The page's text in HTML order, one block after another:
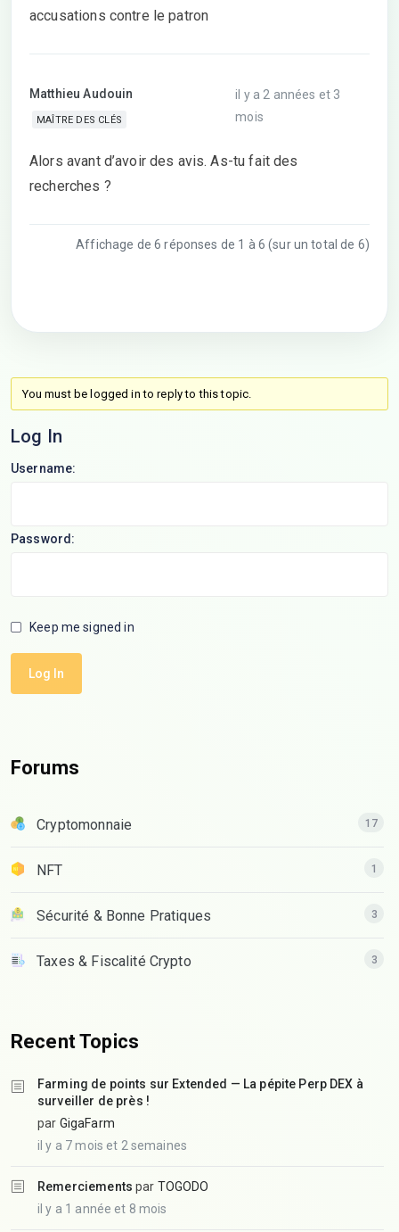
accusations contre le patron
Matthieu Audouin
MAÎTRE DES CLÉS
il y a 2 années et 3
mois
Alors avant d’avoir des avis. As-tu fait des
recherches ?
Affichage de 6 réponses de 1 à 6 (sur un total de 6)
You must be logged in to reply to this topic.
Log In
Username:
Password:
Keep me signed in
Log In
Forums
Cryptomonnaie 17
NFT 1
Sécurité & Bonne Pratiques 3
Taxes & Fiscalité Crypto 3
Recent Topics
Farming de points sur Extended — La pépite Perp DEX à
surveiller de près !
par GigaFarm
il y a 7 mois et 2 semaines
Remerciements par TOGODO
il y a 1 année et 8 mois